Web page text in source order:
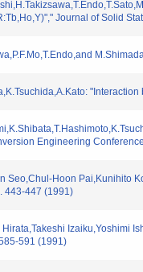
Journal of Solid
Engineering
Seo,Chul-Hoon Pai,Kunihito
443-447 (1991)
Izaiku,Yoshimi
591 (1991)